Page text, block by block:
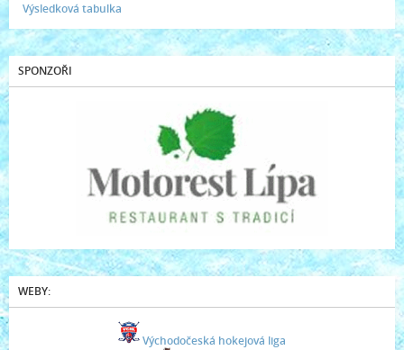
Výsledková tabulka
SPONZOŘI
WEBY:
Východočeská hokejová liga